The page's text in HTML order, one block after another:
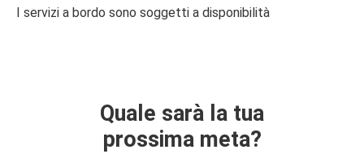
I servizi a bordo sono soggetti a disponibilità
Quale sarà la tua
prossima meta?